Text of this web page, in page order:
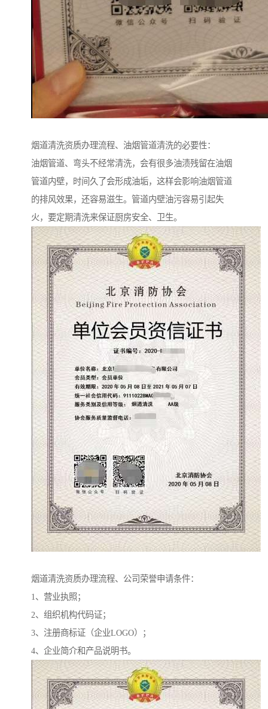
烟道清洗资质办理流程、油烟管道清洗的必要性：
油烟管道、弯头不经常清洗，会有很多油渍残留在油烟
管道内壁，时间久了会形成油垢，这样会影响油烟管道
的排风效果，还容易滋生。管道内壁油污容易引起失
火，要定期清洗来保证厨房安全、卫生。
烟道清洗资质办理流程、公司荣誉申请条件：
1、营业执照；
2、组织机构代码证；
3、注册商标证（企业LOGO）；
4、企业简介和产品说明书。